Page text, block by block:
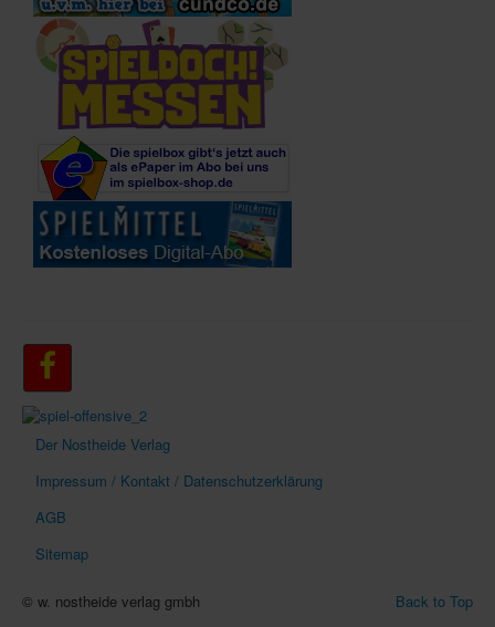
Der Nostheide Verlag
Impressum / Kontakt / Datenschutzerklärung
AGB
Sitemap
Back to Top
© w. nostheide verlag gmbh